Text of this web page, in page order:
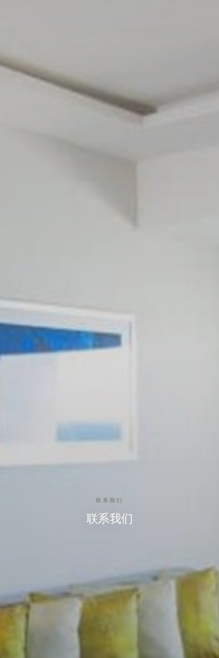
联系我们
联系我们